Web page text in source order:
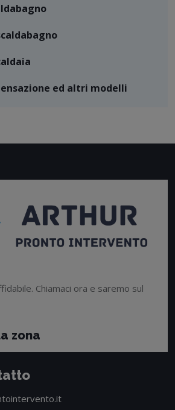
ed altri modelli
Chiamaci ora e saremo sul
zona